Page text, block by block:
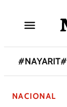
#NAYARIT#
NACIONAL